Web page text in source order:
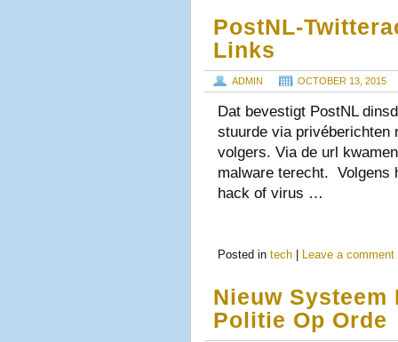
PostNL-
Links
ADMIN OCTOBER 13, 2015
Dat bevestigt PostNL
stuurde via privéberichten
volgers. Via de url
malware terecht. Volgens
hack of virus …
Posted in tech Leave a comment
Nieuw
Politie Op Orde